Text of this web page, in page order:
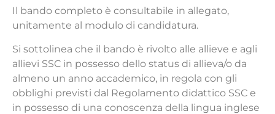
Il bando completo è consultabile in allegato,
unitamente al modulo di candidatura.
Si sottolinea che il bando è rivolto alle allieve e agli
allievi SSC in possesso dello status di allieva/o da
almeno un anno accademico, in regola con gli
obblighi previsti dal Regolamento didattico SSC e
in possesso di una conoscenza della lingua inglese